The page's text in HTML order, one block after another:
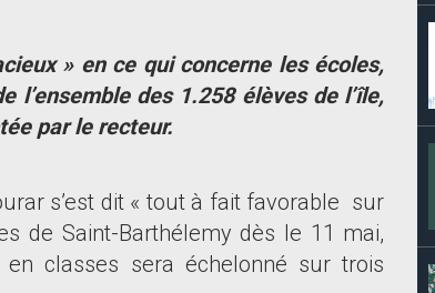
» en ce qui concerne les écoles,
l’ensemble des 1.258 élèves de l’île,
par le recteur.
s’est dit « tout à fait favorable sur
de Saint-Barthélemy dès le 11 mai,
classes sera échelonné sur trois